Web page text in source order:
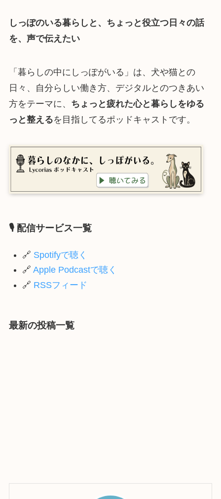
しっぽのいる暮らしと、ちょっと役立つ日々の話
を、声で伝えたい
「暮らしの中にしっぽがいる」は、犬や猫との
日々、自分らしい働き方、デジタルとのつきあい
方をテーマに、 ちょっと疲れた心と暮らしをゆる
っと整えるを目指してるポッドキャストです。
🎙配信サービス一覧
🔗 Spotifyで聴く
🔗 Apple Podcastで聴く
🔗 RSSフィード
最新の投稿一覧